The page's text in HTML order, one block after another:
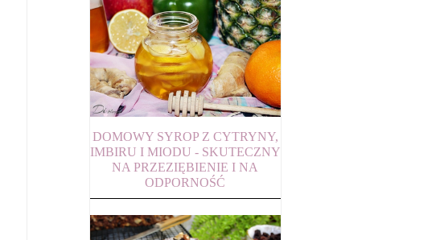
DOMOWY SYROP Z CYTRYNY,
IMBIRU I MIODU - SKUTECZNY
NA PRZEZIĘBIENIE I NA
ODPORNOŚĆ